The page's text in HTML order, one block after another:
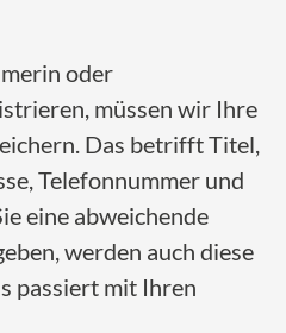
oder
müssen wir Ihre
Das betrifft Titel,
Telefonnummer und
eine abweichende
werden auch diese
passiert mit Ihren